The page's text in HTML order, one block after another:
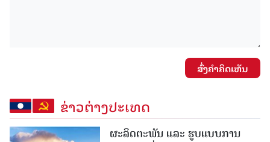
ສົ່ງຄໍາຄິດເຫັນ
ຂ່າວຕ່າງປະເທດ
ຜະລິດຕະພັນ ແລະ ຮູບແບບການ